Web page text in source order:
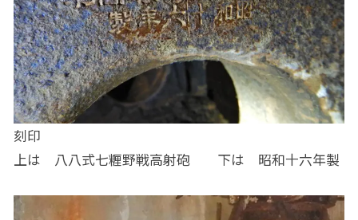
刻印
上は 八八式七糎野戦高射砲 下は 昭和十六年製